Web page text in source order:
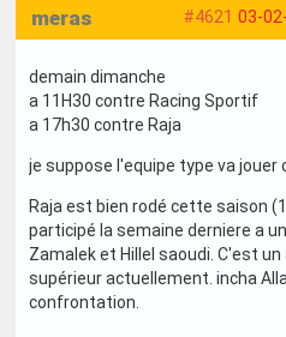
#4621 03-
meras
demain dimanche
a 11H30 contre Racing Sportif
a 17h30 contre Raja
je suppose l'equipe type va jouer
Raja est bien rodé cette saison
participé la semaine derniere a
Zamalek et Hillel saoudi. C'est
supérieur actuellement. incha
confrontation.